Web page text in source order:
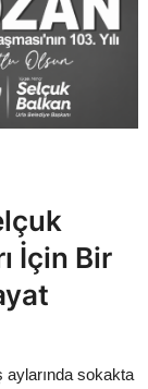
İçin Bir
aylarında sokakta